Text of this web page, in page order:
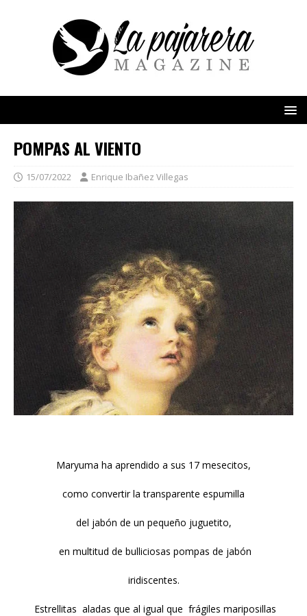
POMPAS AL VIENTO
15/07/2022 Enrique Ibañez Villegas
Maryuma ha aprendido a sus 17 mesecitos,
como convertir la transparente espumilla
del jabón de un pequeño juguetito,
en multitud de bulliciosas pompas de jabón
iridiscentes.
Estrellitas aladas que al igual que frágiles mariposillas